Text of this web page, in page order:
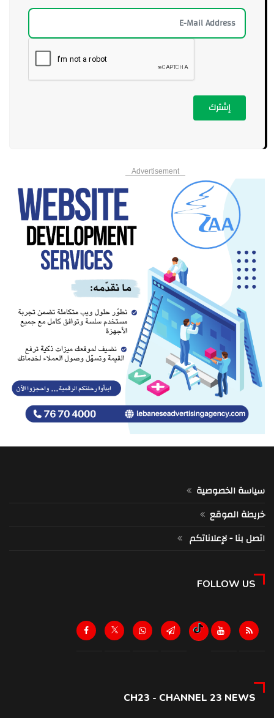
إشترك
Advertisement
سياسة الخصوصية
خريطة الموقع
اتصل بنا - لإعلاناتكم
FOLLOW US
CH23 - CHANNEL 23 NEWS